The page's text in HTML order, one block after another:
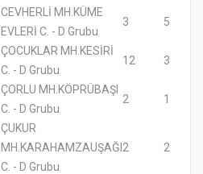
CEVHERLİ MH.KÜME
EVLERİ C. - D Grubu
3 5
ÇOCUKLAR MH.KESİRİ
C. - D Grubu
12 3
ÇORLU MH.KÖPRÜBAŞI
C. - D Grubu
2 1
ÇUKUR
MH.KARAHAMZAUŞAĞI
C. - D Grubu
2 2